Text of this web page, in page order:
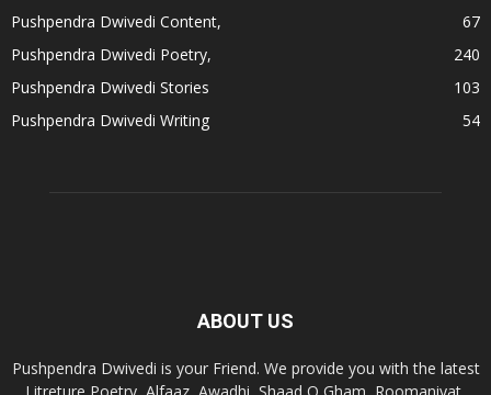
Pushpendra Dwivedi Content,
67
Pushpendra Dwivedi Poetry,
240
Pushpendra Dwivedi Stories
103
Pushpendra Dwivedi Writing
54
ABOUT US
Pushpendra Dwivedi is your Friend. We provide you with the latest